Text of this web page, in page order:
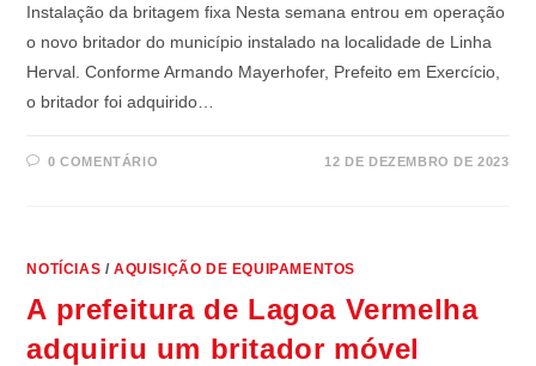
Instalação da britagem fixa Nesta semana entrou em operação
o novo britador do município instalado na localidade de Linha
Herval. Conforme Armando Mayerhofer, Prefeito em Exercício,
o britador foi adquirido…
0 COMENTÁRIO 12 DE DEZEMBRO DE 2023
NOTÍCIAS /AQUISIÇÃO DE EQUIPAMENTOS
A prefeitura de Lagoa Vermelha
adquiriu um britador móvel